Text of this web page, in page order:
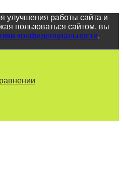
улучшения работы сайта и
пользоваться сайтом, вы
конфиденциальности.